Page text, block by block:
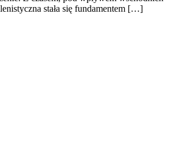
stała się fundamentem […]